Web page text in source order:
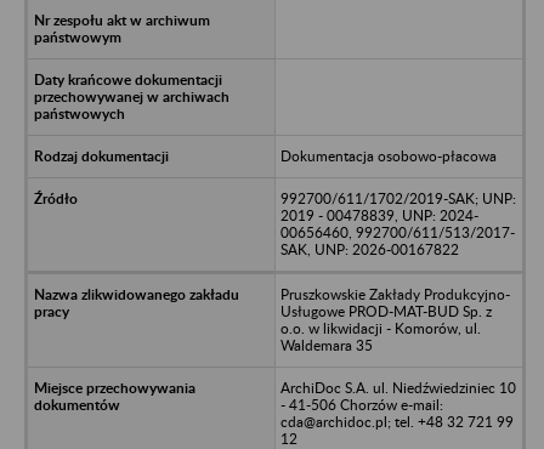
Dokumentacja osobowo-płacowa
992700/611/1702/2019-SAK; UNP:
2019 - 00478839, UNP: 2024-
00656460, 992700/611/513/2017-
SAK, UNP: 2026-00167822
Pruszkowskie Zakłady Produkcyjno-
Usługowe PROD-MAT-BUD Sp. z
o.o. w likwidacji - Komorów, ul.
Waldemara 35
ArchiDoc S.A. ul. Niedźwiedziniec 10
- 41-506 Chorzów e-mail:
cda@archidoc.pl; tel. +48 32 721 99
12